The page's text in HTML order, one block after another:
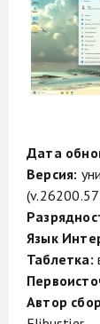
Дата
Версия:
Язык
Таблетка:
Автор